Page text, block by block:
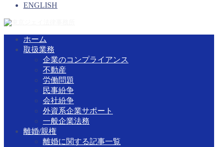
ENGLISH
ホーム
取扱業務
企業のコンプライアンス
不動産
労働問題
民事紛争
会社紛争
外資系企業サポート
一般企業法務
離婚/親権
離婚に関する記事一覧